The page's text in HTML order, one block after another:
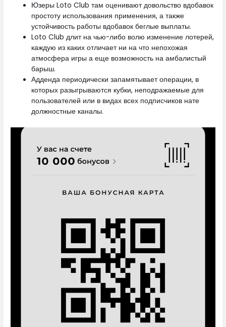
Юзеры Loto Club там оценивают довольство вдобавок
простоту использования применения, а также
устойчивость работы вдобавок беглые выплаты.
Loto Club длит на чью-либо волю изменение лотерей,
каждую из каких отличает ни на что непохожая
атмосфера игры а еще возможность на амбалистый
барыш.
Адденда периодически запамятывает операции, в
которых разыгрываются кубки, неподражаемые для
пользователей или в видах всех подписчиков нате
должностные каналы.